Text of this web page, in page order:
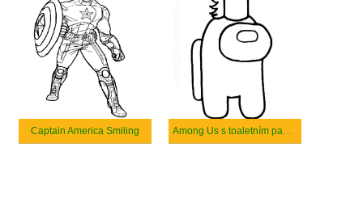
Captain America Smiling Among Us s toaletním papírem